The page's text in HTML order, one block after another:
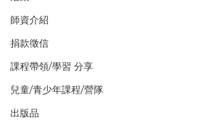
師資介紹
捐款徵信
課程帶領/學習 分享
兒童/青少年課程/營隊
出版品